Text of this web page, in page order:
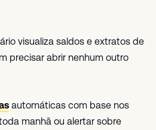
visualiza saldos e extratos de
precisar abrir nenhum outro
automáticas com base nos
manhã ou alertar sobre